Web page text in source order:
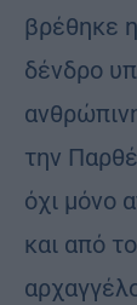
βρέθηκε
δένδρο
την
όχι μόνο
και από